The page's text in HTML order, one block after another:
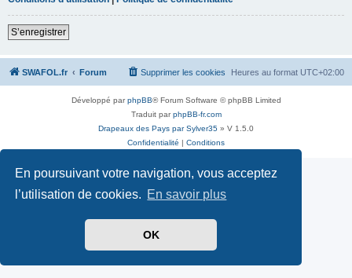
En poursuivant votre navigation, vous acceptez
l’utilisation de cookies. En savoir plus
OK
S’enregistrer
SWAFOL.fr Forum Heures au format UTC+02:00
Supprimer les cookies
Développé parphpBB® Forum Software © phpBB Limited
Traduit parphpBB-fr.com
Drapeaux des Pays par Sylver35 » V 1.5.0
Confidentialité | Conditions